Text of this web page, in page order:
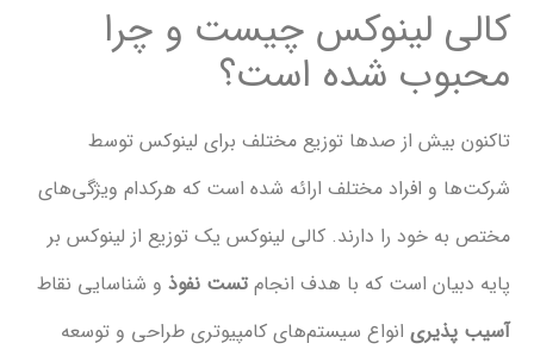
لینوکس چیست و چرا
شده است؟
بیش از صدها توزیع مختلف برای لینوکس توسط
و افراد مختلف ارائه شده است که هرکدام ویژگی‌های
خود را دارند. کالی لینوکس یک توزیع از لینوکس بر
است که با هدف انجامتست نفوذ و شناسایی نقاط
انواع سیستم‌های کامپیوتری طراحی و توسعه